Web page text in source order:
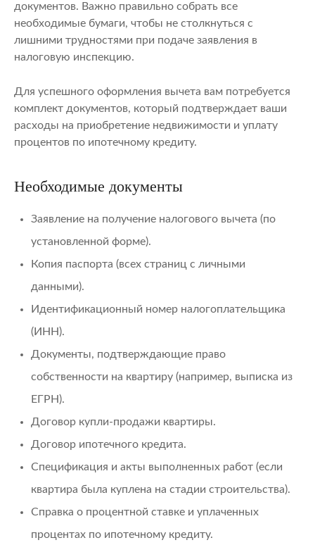
документов. Важно правильно собрать все
необходимые бумаги, чтобы не столкнуться с
лишними трудностями при подаче заявления в
налоговую инспекцию.
Для успешного оформления вычета вам потребуется
комплект документов, который подтверждает ваши
расходы на приобретение недвижимости и уплату
процентов по ипотечному кредиту.
Необходимые документы
Заявление на получение налогового вычета (по
установленной форме).
Копия паспорта (всех страниц с личными
данными).
Идентификационный номер налогоплательщика
(ИНН).
Документы, подтверждающие право
собственности на квартиру (например, выписка из
ЕГРН).
Договор купли-продажи квартиры.
Договор ипотечного кредита.
Спецификация и акты выполненных работ (если
квартира была куплена на стадии строительства).
Справка о процентной ставке и уплаченных
процентах по ипотечному кредиту.